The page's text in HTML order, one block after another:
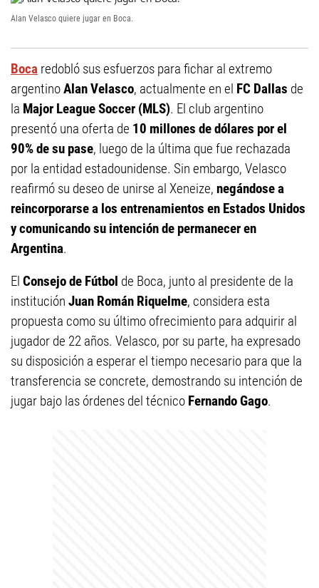
Alan Velasco quiere jugar en Boca.
Boca redobló sus esfuerzos para fichar al extremo
argentinoAlan Velasco, actualmente en el FC Dallas de
la Major League Soccer (MLS). El club argentino
presentó una oferta de 10 millones de dólares por el
90% de su pase, luego de la última que fue rechazada
por la entidad estadounidense. Sin embargo, Velasco
reafirmó su deseo de unirse al Xeneize, negándose a
reincorporarse a los entrenamientos en Estados Unidos
y comunicando su intención de permanecer en
Argentina.
El Consejo de Fútbol de Boca, junto al presidente de la
institución Juan Román Riquelme, considera esta
propuesta como su último ofrecimiento para adquirir al
jugador de 22 años. Velasco, por su parte, ha expresado
su disposición a esperar el tiempo necesario para que la
transferencia se concrete, demostrando su intención de
jugar bajo las órdenes del técnico Fernando Gago.